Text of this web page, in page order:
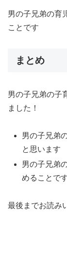
男の子兄弟の育
ことです
まとめ
男の子兄弟の子
ました！
男の子兄弟
と思います
男の子兄弟
めることで
最後までお読み